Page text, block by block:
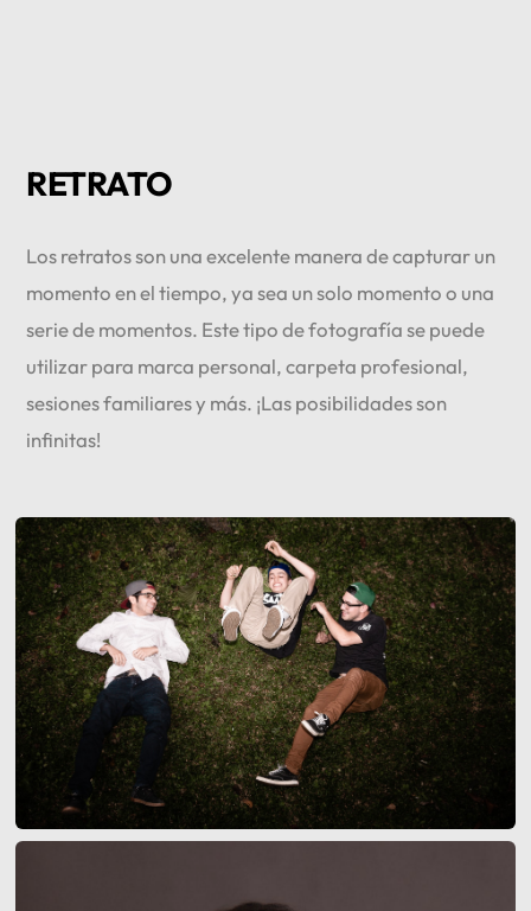
RETRATO
Los retratos son una excelente manera de capturar un
momento en el tiempo, ya sea un solo momento o una
serie de momentos. Este tipo de fotografía se puede
utilizar para marca personal, carpeta profesional,
sesiones familiares y más. ¡Las posibilidades son
infinitas!